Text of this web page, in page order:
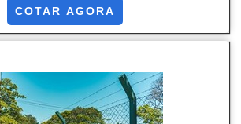
utilizadas em Limeira e Americana, e
onde podem ser encontradas as
Viveiros; Sítios; Chácaras;
COTAR AGORA